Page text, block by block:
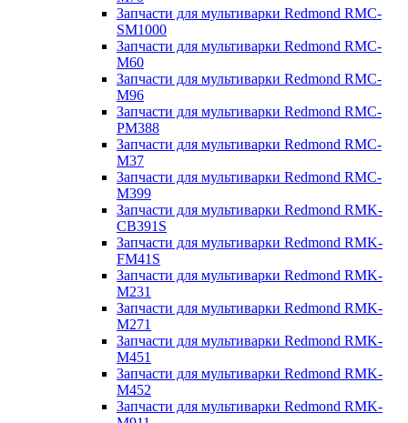
Запчасти для мультиварки Redmond RMC-
SM1000
Запчасти для мультиварки Redmond RMC-
M60
Запчасти для мультиварки Redmond RMC-
M96
Запчасти для мультиварки Redmond RMC-
PM388
Запчасти для мультиварки Redmond RMC-
M37
Запчасти для мультиварки Redmond RMC-
M399
Запчасти для мультиварки Redmond RMK-
CB391S
Запчасти для мультиварки Redmond RMK-
FM41S
Запчасти для мультиварки Redmond RMK-
M231
Запчасти для мультиварки Redmond RMK-
M271
Запчасти для мультиварки Redmond RMK-
M451
Запчасти для мультиварки Redmond RMK-
M452
Запчасти для мультиварки Redmond RMK-